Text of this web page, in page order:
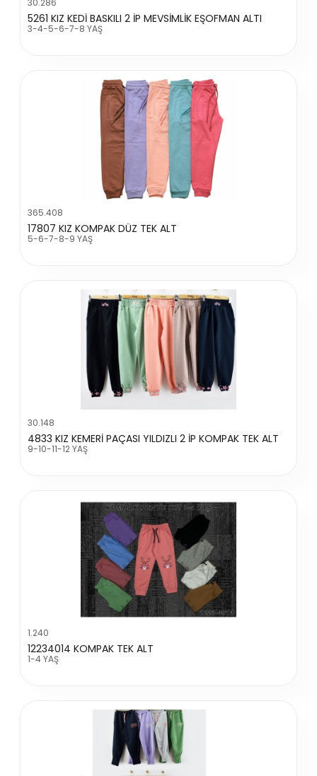
30.286
5261 KIZ KEDİ BASKILI 2 İP MEVSİMLİK EŞOFMAN ALTI
3-4-5-6-7-8 YAŞ
365.408
17807 KIZ KOMPAK DÜZ TEK ALT
5-6-7-8-9 YAŞ
30.148
4833 KIZ KEMERİ PAÇASI YILDIZLI 2 İP KOMPAK TEK ALT
9-10-11-12 YAŞ
1.240
12234014 KOMPAK TEK ALT
1-4 YAŞ